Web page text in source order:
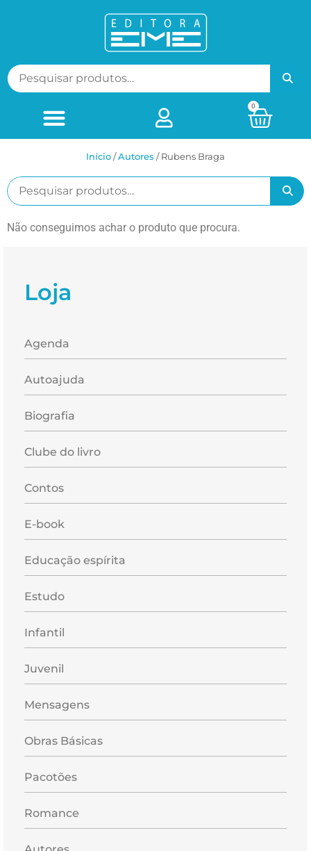
0
Início/ㅤAutores / Rubens Braga
Loja
Agenda
Autoajuda
Biografia
Clube do livro
Contos
E-book
Educação espírita
Estudo
Infantil
Juvenil
Mensagens
Obras Básicas
Pacotões
Romance
Não conseguimos achar o produto que procura.